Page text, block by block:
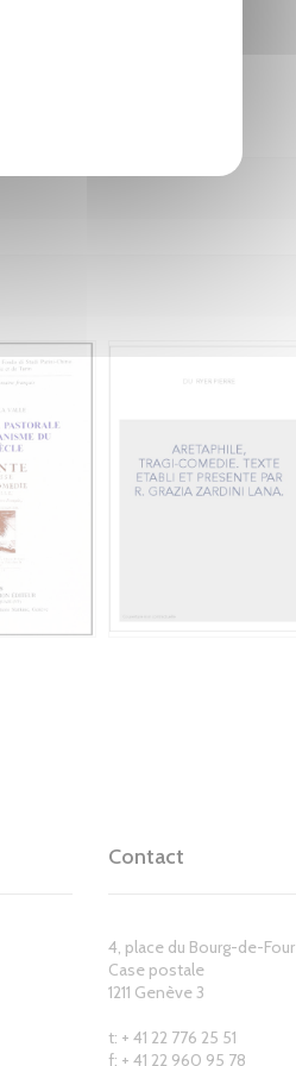
Contact
4, place du Bourg-de-Four
Case postale
1211 Genève 3
t: + 41 22 776 25 51
f: + 41 22 960 95 78